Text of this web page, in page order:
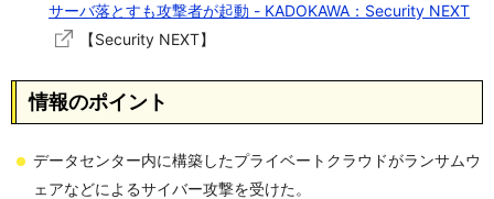
サーバ落とすも攻撃者が起動 - KADOKAWA：Security NEXT
【Security NEXT】
情報のポイント
データセンター内に構築したプライベートクラウドがランサムウ
ェアなどによるサイバー攻撃を受けた。